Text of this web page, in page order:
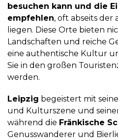
besuchen kann und die
empfehlen, oft abseits
liegen. Diese Orte bieten
Landschaften und reiche
eine authentische Kultur
Sie in den großen
werden.
Leipzig begeistert mit
und Kulturszene und
während die Fränkische
Genusswanderer und